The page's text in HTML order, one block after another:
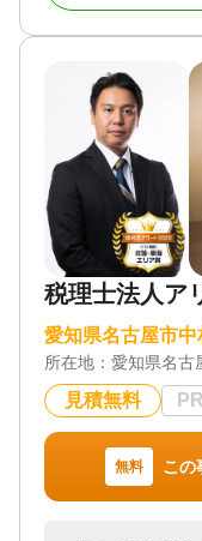
♦︎税務調査リスク
さらに、税務調
書類作成や法令
ます。
税務のプロフェ
て将来の計画を
性と正確性を重
♦︎安心できる明確
回無料相談の実
環境を整えてい
迅速で丁寧な対
関係を築いてい
♦︎相続後の長期
私たちは相続が
ています。
合わせ、お客様
-まずは現状の把
相続税の生前対
続が発生した場
有している財産
しっかりと認識
重要です。
対応地域
愛知県全域
遺産分割 / 相続
電話相談可 / 訪
可 / 初回相談無
可 / 事務所面談可
税理士法人ア
愛知県名古屋市
所在地： 愛知県名
見積無料 PR
無料 この